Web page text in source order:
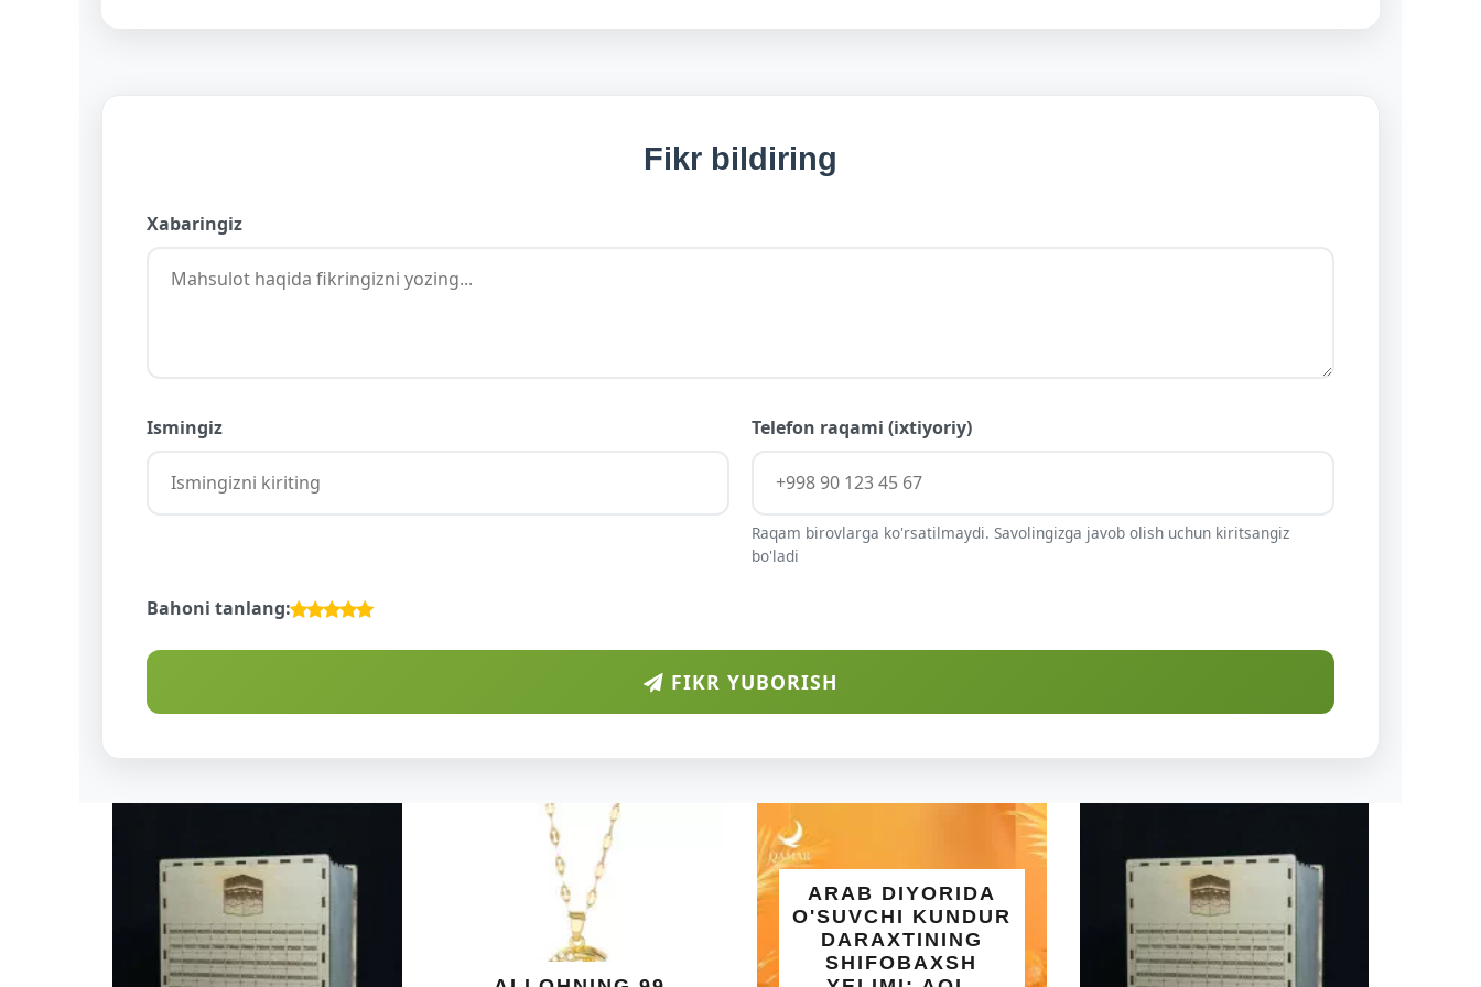
Fikr bildiring
Xabaringiz
Ismingiz Telefon raqami (ixtiyoriy)
Raqam birovlarga ko'rsatilmaydi. Savolingizga javob olish uchun kiritsangiz
bo'ladi
Bahoni tanlang:
FIKR YUBORISH
ARAB DIYORIDA
O'SUVCHI KUNDUR
SHIFOBAXSH